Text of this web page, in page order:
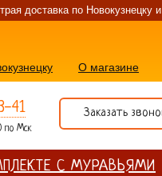
доставка по
О магазине
41
по Мск
Заказать
С МУРАВЬЯМИ